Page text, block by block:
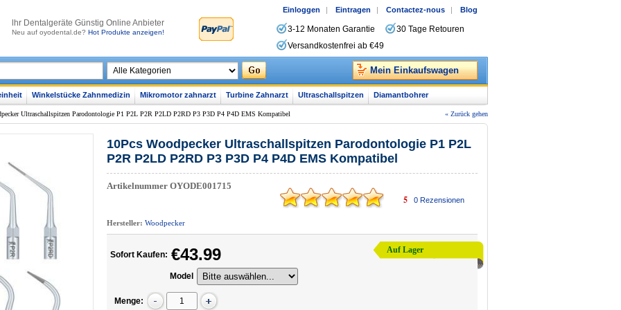
lhr Dentalgeräte Günstig Online Anbieter
Neu auf oyodental.de? Hot Produkte anzeigen!
Einloggen | Eintragen | Contactez-nous | Blog
3-12 Monaten Garantie
30 Tage Retouren
Versandkostenfrei ab €49
Mein Einkaufswagen
Winkelstücke Zahnmedizin Mikromotor zahnarzt Turbine Zahnarzt Ultraschallspitzen Diamantbohrer
Ultraschallspitzen Parodontologie P1 P2L P2R P2LD P2RD P3 P3D P4 P4D EMS Kompatibel « Zurück gehen
10Pcs Woodpecker Ultraschallspitzen Parodontologie P1 P2L
P2R P2LD P2RD P3 P3D P4 P4D EMS Kompatibel
Artikelnummer OYODE001715
5 0Rezensionen
Hersteller: Woodpecker
Auf Lager
Sofort Kaufen: €43.99
Model
Menge: